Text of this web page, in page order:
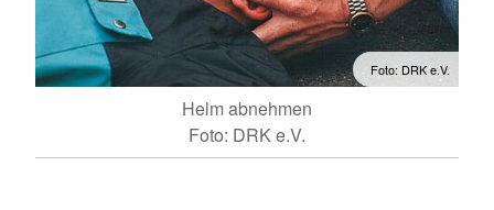
Foto: DRK e.V.
Helm abnehmen
Foto: DRK e.V.